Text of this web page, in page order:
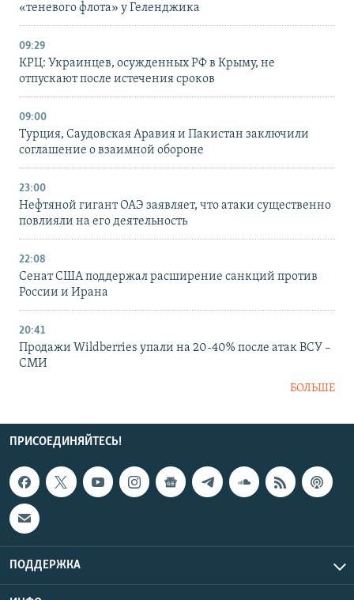
«теневого флота» у Геленджика
09:29
КРЦ: Украинцев, осужденных РФ в Крыму, не
отпускают после истечения сроков
09:00
Турция, Саудовская Аравия и Пакистан заключили
соглашение о взаимной обороне
23:00
Нефтяной гигант ОАЭ заявляет, что атаки существенно
повлияли на его деятельность
22:08
Сенат США поддержал расширение санкций против
России и Ирана
20:41
Продажи Wildberries упали на 20-40% после атак ВСУ –
СМИ
БОЛЬШЕ
ПРИСОЕДИНЯЙТЕСЬ!
ПОДДЕРЖКА